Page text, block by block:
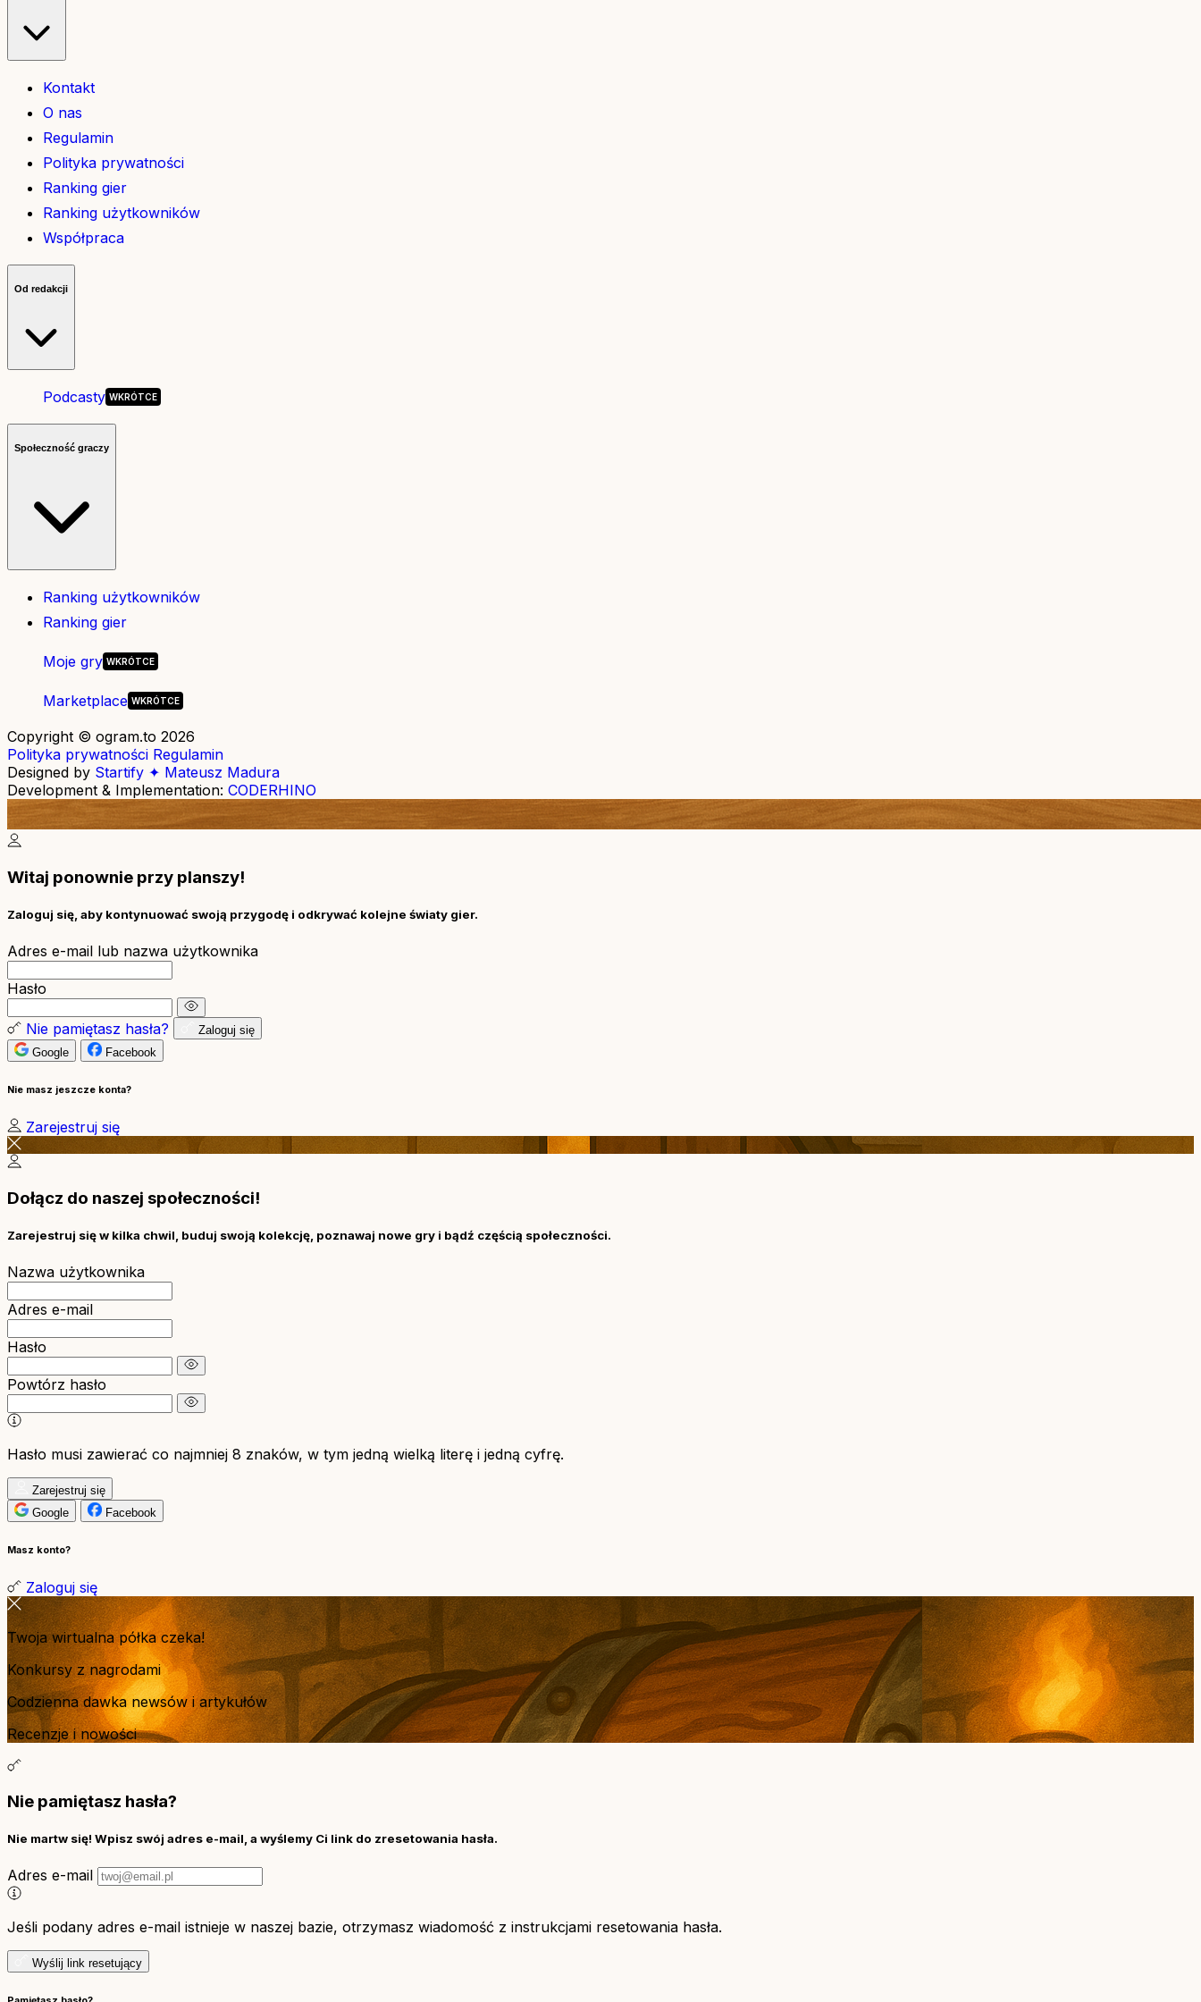
Kontakt
O nas
Regulamin
Polityka prywatności
Ranking gier
Ranking użytkowników
Współpraca
Od redakcji
Podcasty
Społeczność graczy
Ranking użytkowników
Ranking gier
Moje gry
Marketplace
Copyright © ogram.to 2026
Polityka prywatności Regulamin
Designed by Startify ✦ Mateusz Madura
Development & Implementation: CODERHINO
Witaj ponownie przy planszy!
Zaloguj się, aby kontynuować swoją przygodę i odkrywać kolejne światy gier.
Adres e-mail lub nazwa użytkownika
Hasło
Nie pamiętasz hasła?
Zaloguj się
Google
Facebook
Nie masz jeszcze konta?
Zarejestruj się
Dołącz do naszej społeczności!
Zarejestruj się w kilka chwil, buduj swoją kolekcję, poznawaj nowe gry i bądź częścią społeczności.
Nazwa użytkownika
Adres e-mail
Hasło
Powtórz hasło
Hasło musi zawierać co najmniej 8 znaków, w tym jedną wielką literę i jedną cyfrę.
Zarejestruj się
Google
Facebook
Masz konto?
Zaloguj się
Twoja wirtualna półka czeka!
Konkursy z nagrodami
Codzienna dawka newsów i artykułów
Recenzje i nowości
Nie pamiętasz hasła?
Nie martw się! Wpisz swój adres e-mail, a wyślemy Ci link do zresetowania hasła.
Adres e-mail
Jeśli podany adres e-mail istnieje w naszej bazie, otrzymasz wiadomość z instrukcjami resetowania hasła.
Wyślij link resetujący